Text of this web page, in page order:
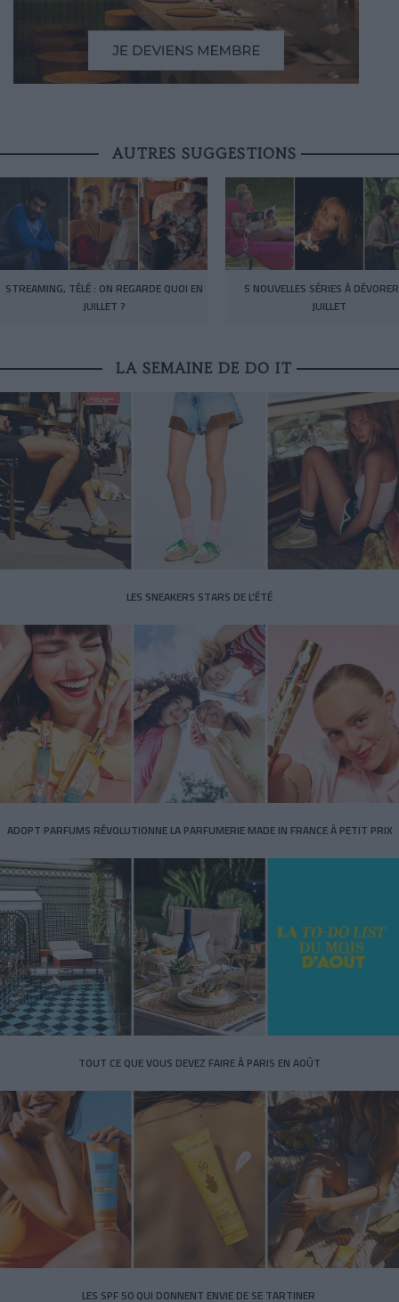
AUTRES SUGGESTIONS
STREAMING, TÉLÉ : ON REGARDE QUOI EN
JUILLET ?
5 NOUVELLES SÉRIES À
JUILLET
LA SEMAINE DE DO IT
LES SNEAKERS STARS DE L’ÉTÉ
ADOPT PARFUMS RÉVOLUTIONNE LA PARFUMERIE MADE IN FRANCE À PETIT PRIX
TOUT CE QUE VOUS DEVEZ FAIRE À PARIS EN AOÛT
LES SPF 50 QUI DONNENT ENVIE DE SE TARTINER